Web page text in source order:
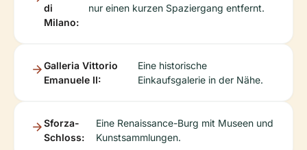
di
Milano:
nur einen kurzen Spaziergang entfernt.
Galleria Vittorio
Emanuele II:
Eine historische
Einkaufsgalerie in der Nähe.
Sforza-
Schloss:
Eine Renaissance-Burg mit Museen und
Kunstsammlungen.